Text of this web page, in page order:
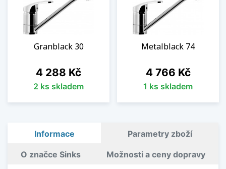
Granblack 30
Cena
4 288 Kč
2 ks skladem
Metalblack 74
Cena
4 766 Kč
1 ks skladem
Informace Parametry zboží
O značce Sinks Možnosti a ceny dopravy